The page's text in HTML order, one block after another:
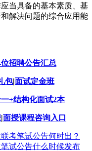
当具备的基本素质、基
解决问题的综合应用能
招聘公告汇总
包|面试定金班
+结构化面试2本
|面授课程咨询入口
考笔试公告何时出？
试公告什么时候发布